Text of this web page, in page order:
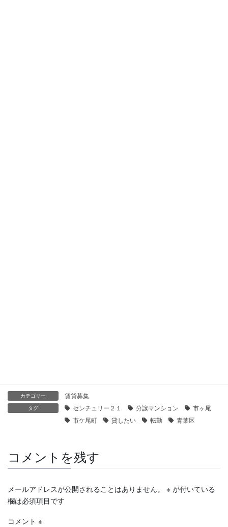
カテゴリー 賃貸募集
タグ センチュリー２１ 分譲マンション
市ヶ尾
市ケ尾町
貸したい 転勤 青葉区
コメントを残す
メールアドレスが公開されることはありません。 ※ が付いている
欄は必須項目です
コメント ※